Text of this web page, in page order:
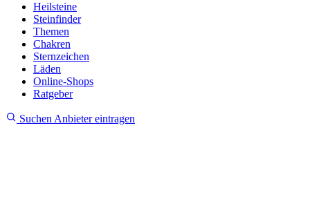
Heilsteine
Steinfinder
Themen
Chakren
Sternzeichen
Läden
Online-Shops
Ratgeber
Suchen Anbieter eintragen